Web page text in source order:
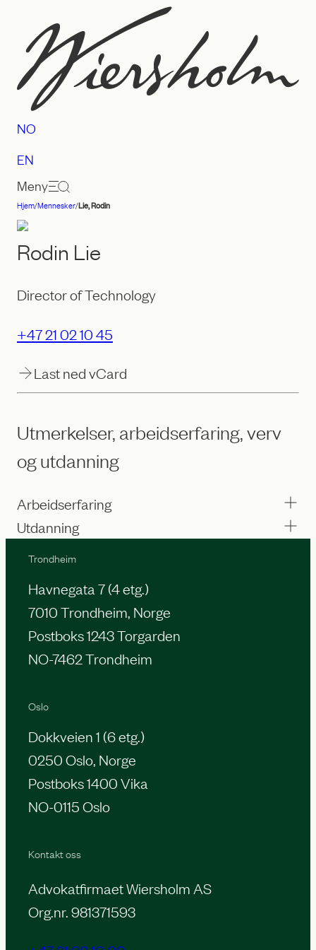
innhold
Advokatfirmaet
Wiersholm
NO
EN
Meny
Hjem/Mennesker/Lie, Rodin
Rodin Lie
Director of Technology
+47 21 02 10 45
Last ned vCard
Utmerkelser, arbeidserfaring, verv
og utdanning
Arbeidserfaring
Utdanning
Kontakt oss
Advokatfirmaet Wiersholm AS
Org.nr. 981371593
Oslo
Dokkveien 1 (6 etg.)
0250 Oslo, Norge
Postboks 1400 Vika
NO-0115 Oslo
Trondheim
Havnegata 7 (4 etg.)
7010 Trondheim, Norge
Postboks 1243 Torgarden
NO-7462 Trondheim